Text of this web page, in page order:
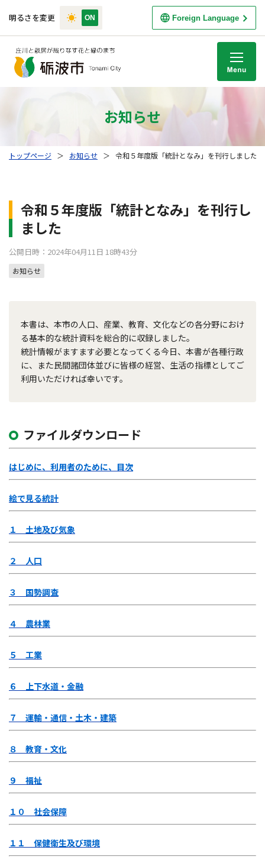
明るさを変更 Foreign Language
お知らせ
トップページ ＞ お知らせ ＞ 令和５年度版「統計となみ」を刊行しました
令和５年度版「統計となみ」を刊行し
ました
公開日時：2024年04月11日 18時43分
お知らせ
本書は、本市の人口、産業、教育、文化などの各分野におけ
る基本的な統計資料を総合的に収録しました。
統計情報がますます必要となってくる今日、本書が各種行政
に、また民間諸団体並びに皆様の経営、生活の指標としてご
利用いただければ幸いです。
ファイルダウンロード
はじめに、利用者のために、目次
絵で見る統計
１ 土地及び気象
２ 人口
３ 国勢調査
４ 農林業
５ 工業
６ 上下水道・金融
７ 運輸・通信・土木・建築
８ 教育・文化
９ 福祉
１０ 社会保障
１１ 保健衛生及び環境